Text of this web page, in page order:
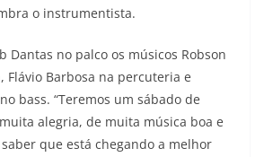
o instrumentista.
Dantas no palco os músicos Robson
Flávio Barbosa na percuteria e
bass. “Teremos um sábado de
alegria, de muita música boa e
que está chegando a melhor